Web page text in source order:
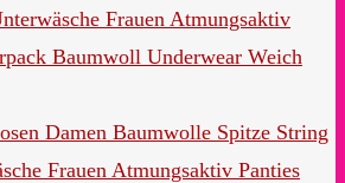
Damen Baumwolle Spitze String
Frauen Atmungsaktiv Panties